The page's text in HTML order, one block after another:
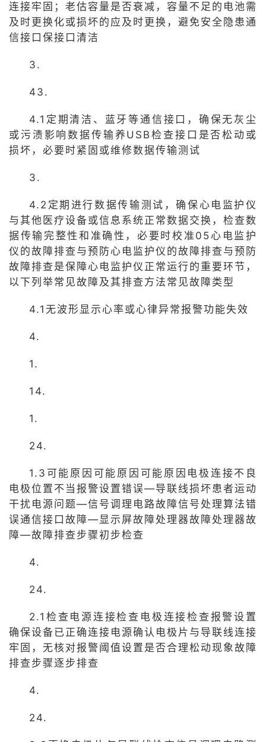
连接牢固；老估容量是否衰减，容量不足的电池需
及时更换化或损坏的应及时更换，避免安全隐患通
信接口保接口清洁
3.
43.
4.1定期清洁、蓝牙等通信接口，确保无灰尘
或污渍影响数据传输养USB检查接口是否松动或
损坏，必要时紧固或维修数据传输测试
3.
4.2定期进行数据传输测试，确保心电监护仪
与其他医疗设备或信息系统正常数据交换，检查数
据传输完整性和准确性，必要时校准05心电监护
仪的故障排查与预防心电监护仪的故障排查与预防
故障排查是保障心电监护仪正常运行的重要环节，
以下列举常见故障及其排查方法常见故障类型
4.1无波形显示心率或心律异常报警功能失效
4.
1.
14.
1.
24.
1.3可能原因可能原因可能原因电极连接不良
电极位置不当报警设置错误—导联线损坏患者运动
干扰电源问题—信号调理电路故障信号处理算法错
误通信接口故障—显示屏故障处理器故障处理器故
障—故障排查步骤初步检查
4.
24.
2.1检查电源连接检查电极连接检查报警设置
确保设备已正确连接电源确认电极片与导联线连接
牢固，无核对报警阈值设置是否合理松动现象故障
排查步骤逐步排查
4.
24.